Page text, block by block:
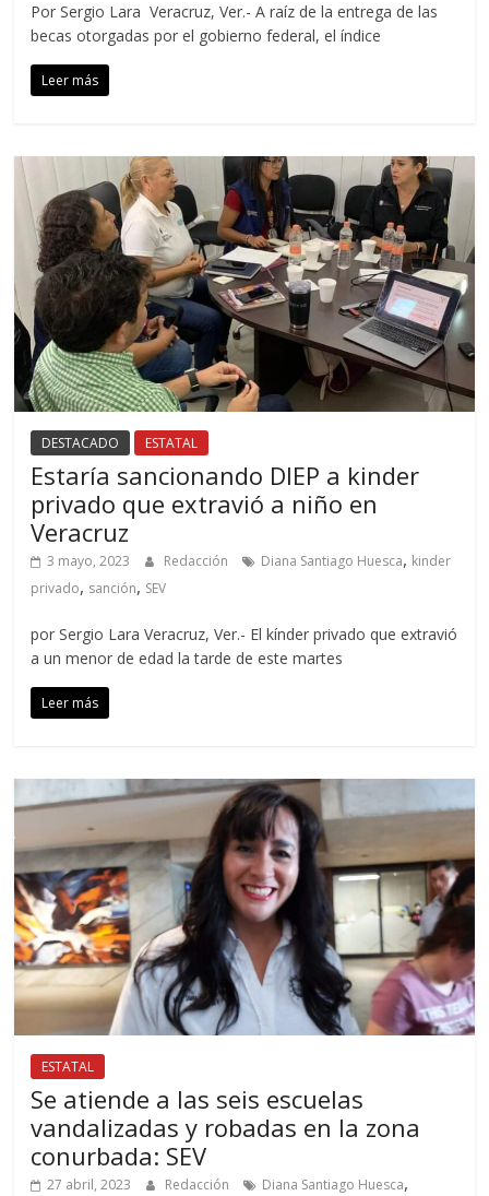
Por Sergio Lara Veracruz, Ver.- A raíz de la entrega de las
becas otorgadas por el gobierno federal, el índice
Leer más
DESTACADO ESTATAL
Estaría sancionando DIEP a kinder
privado que extravió a niño en
Veracruz
3 mayo, 2023 Redacción Diana Santiago Huesca, kinder
privado, sanción, SEV
por Sergio Lara Veracruz, Ver.- El kínder privado que extravió
a un menor de edad la tarde de este martes
Leer más
ESTATAL
Se atiende a las seis escuelas
vandalizadas y robadas en la zona
conurbada: SEV
27 abril, 2023 Redacción Diana Santiago Huesca,